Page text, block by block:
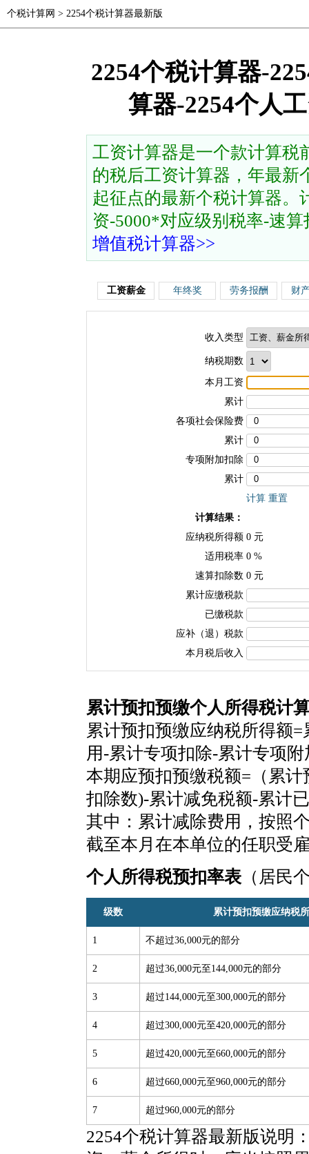
个税计算网 > 2254个税计算器最新版
2254个税计算器-
算器-2254个人
工资计算器是一个款计算税
的税后工资计算器，年最新
起征点的最新个税计算器。
资-5000*对应级别税率-速
增值税计算器>>
工资薪金 年终奖 劳务报酬 财
收入类型
纳税期数
本月工资
累计
各项社会保险费
累计
专项附加扣除
累计
计算 重置
计算结果：
应纳税所得额 0 元
适用税率 0 %
速算扣除数 0 元
累计应缴税款
已缴税款
应补（退）税款
本月税后收入
累计预扣预缴个人所得税计
累计预扣预缴应纳税所得额
用-累计专项扣除-累计专项
本期应预扣预缴税额=（累
扣除数)-累计减免税额-累计
其中：累计减除费用，按照
截至本月在本单位的任职受
个人所得税预扣率表 （居民
级数 累计预扣预缴应纳税
1 不超过36,000元的部分
2 超过36,000元至144,000元的部分
3 超过144,000元至300,000元的部分
4 超过300,000元至420,000元的部分
5 超过420,000元至660,000元的部分
6 超过660,000元至960,000元的部分
7 超过960,000元的部分
2254个税计算器最新版说明